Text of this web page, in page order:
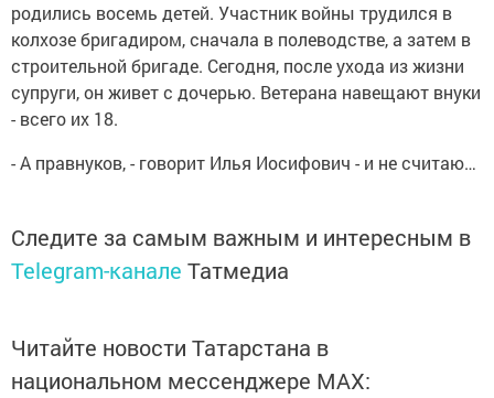
родились восемь детей. Участник войны трудился в
колхозе бригадиром, сначала в полеводстве, а затем в
строительной бригаде. Сегодня, после ухода из жизни
супруги, он живет с дочерью. Ветерана навещают внуки
- всего их 18.
- А правнуков, - говорит Илья Иосифович - и не считаю…
Следите за самым важным и интересным в
Telegram-канале Татмедиа
Читайте новости Татарстана в
национальном мессенджере MАХ: